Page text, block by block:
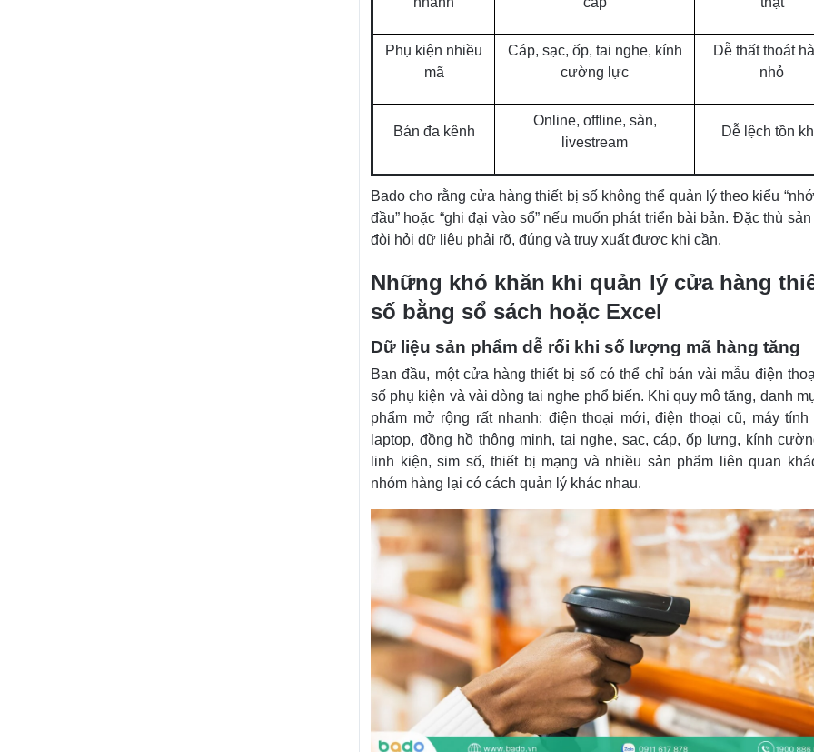
Phụ kiện nhiều
mã
Cáp, sạc, ốp, tai nghe, kính
cường lực
Dễ thất thoát
nhỏ
Bán đa kênh
Online, offline, sàn,
livestream
Dễ lệch tồn
Bado cho rằng cửa hàng thiết bị số không thể quản lý theo kiểu
đầu” hoặc “ghi đại vào sổ” nếu muốn phát triển bài bản. Đặc thù
đòi hỏi dữ liệu phải rõ, đúng và truy xuất được khi cần.
Những khó khăn khi quản lý cửa hàng
số bằng sổ sách hoặc Excel
Dữ liệu sản phẩm dễ rối khi số lượng mã hàng tăng
Ban đầu, một cửa hàng thiết bị số có thể chỉ bán vài mẫu điện
số phụ kiện và vài dòng tai nghe phổ biến. Khi quy mô tăng, danh
phẩm mở rộng rất nhanh: điện thoại mới, điện thoại cũ, máy tính
laptop, đồng hồ thông minh, tai nghe, sạc, cáp, ốp lưng, kính
linh kiện, sim số, thiết bị mạng và nhiều sản phẩm liên quan
nhóm hàng lại có cách quản lý khác nhau.